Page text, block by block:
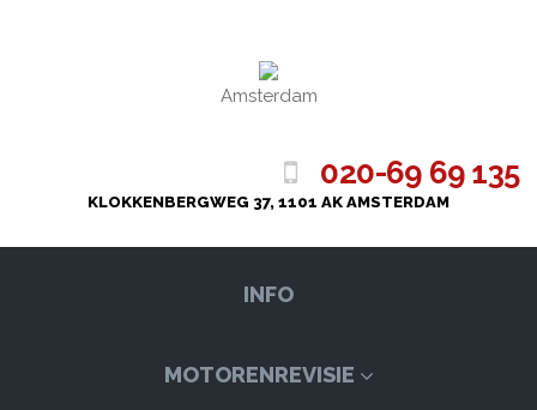
Amsterdam
020-69 69 135
KLOKKENBERGWEG 37, 1101 AK AMSTERDAM
INFO
MOTORENREVISIE